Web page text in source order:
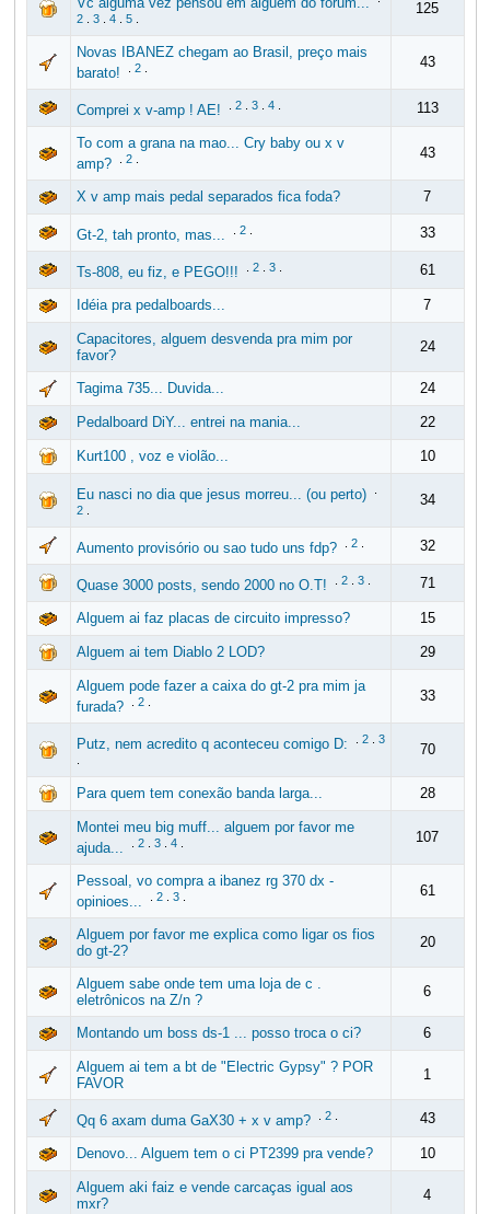
2. 3. 4. 5.
125
Novas IBANEZ chegam ao Brasil, preço mais
barato!
2. 43
Comprei x v-amp ! AE! 2. 3. 4. 113
To com a grana na mao... Cry baby ou x v
amp?
2. 43
X v amp mais pedal separados fica foda? 7
Gt-2, tah pronto, mas... 2. 33
Ts-808, eu fiz, e PEGO!!! 2. 3. 61
Idéia pra pedalboards... 7
Capacitores, alguem desvenda pra mim por
favor?
24
Tagima 735... Duvida... 24
Pedalboard DiY... entrei na mania... 22
Kurt100 , voz e violão... 10
Eu nasci no dia que jesus morreu... (ou perto)
2.
34
Aumento provisório ou sao tudo uns fdp? 2. 32
Quase 3000 posts, sendo 2000 no O.T! 2. 3. 71
Alguem ai faz placas de circuito impresso? 15
Alguem ai tem Diablo 2 LOD? 29
Alguem pode fazer a caixa do gt-2 pra mim ja
furada?
2. 33
Putz, nem acredito q aconteceu comigo D: 2. 3
70
Para quem tem conexão banda larga... 28
Montei meu big muff... alguem por favor me
ajuda...
2. 3. 4. 107
Pessoal, vo compra a ibanez rg 370 dx -
opinioes...
2. 3. 61
Alguem por favor me explica como ligar os fios
do gt-2?
20
Alguem sabe onde tem uma loja de c .
eletrônicos na Z/n ?
6
Montando um boss ds-1 ... posso troca o ci? 6
Alguem ai tem a bt de "Electric Gypsy" ? POR
FAVOR
1
Qq 6 axam duma GaX30 + x v amp? 2. 43
Denovo... Alguem tem o ci PT2399 pra vende? 10
Alguem aki faiz e vende carcaças igual aos
mxr?
4